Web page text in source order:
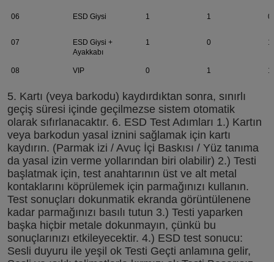
06 ESD Giysi 1 1 0
07
ESD Giysi +
Ayakkabı
1 0 1
08 VIP 0 1 1
5. Kartı (veya barkodu) kaydırdıktan sonra, sınırlı
geçiş süresi içinde geçilmezse sistem otomatik
olarak sıfırlanacaktır. 6. ESD Test Adımları 1.) Kartın
veya barkodun yasal iznini sağlamak için kartı
kaydırın. (Parmak izi / Avuç İçi Baskısı / Yüz tanıma
da yasal izin verme yollarından biri olabilir) 2.) Testi
başlatmak için, test anahtarının üst ve alt metal
kontaklarını köprülemek için parmağınızı kullanın.
Test sonuçları dokunmatik ekranda görüntülenene
kadar parmağınızı basılı tutun 3.) Testi yaparken
başka hiçbir metale dokunmayın, çünkü bu
sonuçlarınızı etkileyecektir. 4.) ESD test sonucu:
Sesli duyuru ile yeşil ok Testi Geçti anlamına gelir,